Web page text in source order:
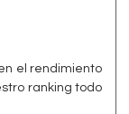
el rendimiento
ranking todo